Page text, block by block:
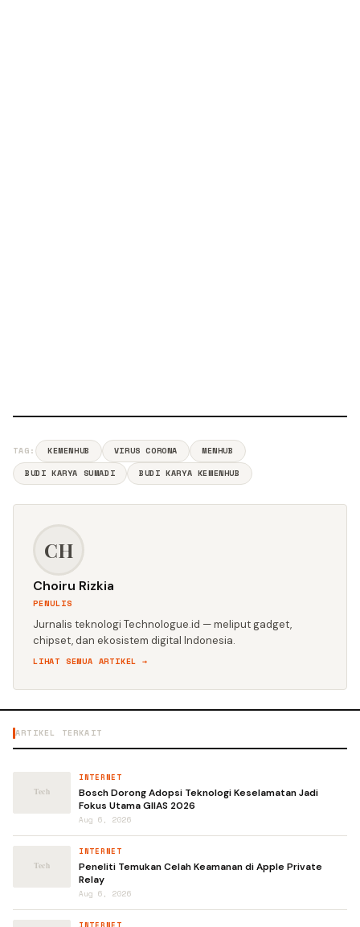
TAG: KEMENHUB VIRUS CORONA
MENHUB
BUDI KARYA SUMADI
BUDI KARYA KEMENHUB
CH
Choiru Rizkia
PENULIS
Jurnalis teknologi Technologue.id — meliput gadget,
chipset, dan ekosistem digital Indonesia.
LIHAT SEMUA ARTIKEL →
ARTIKEL TERKAIT
INTERNET
Bosch Dorong Adopsi Teknologi Keselamatan Jadi
Fokus Utama GIIAS 2026
Aug 6, 2026
INTERNET
Peneliti Temukan Celah Keamanan di Apple Private
Relay
Aug 6, 2026